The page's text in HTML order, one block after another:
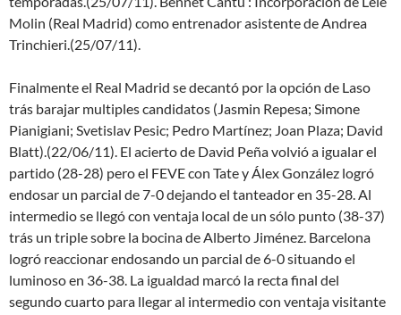
Molin (Real Madrid) como entrenador asistente de Andrea
Trinchieri.(25/07/11).
Finalmente el Real Madrid se decantó por la opción de Laso
trás barajar multiples candidatos (Jasmin Repesa; Simone
Pianigiani; Svetislav Pesic; Pedro Martínez; Joan Plaza; David
Blatt).(22/06/11). El acierto de David Peña volvió a igualar el
partido (28-28) pero el FEVE con Tate y Álex González logró
endosar un parcial de 7-0 dejando el tanteador en 35-28. Al
intermedio se llegó con ventaja local de un sólo punto (38-37)
trás un triple sobre la bocina de Alberto Jiménez. Barcelona
logró reaccionar endosando un parcial de 6-0 situando el
luminoso en 36-38. La igualdad marcó la recta final del
segundo cuarto para llegar al intermedio con ventaja visitante